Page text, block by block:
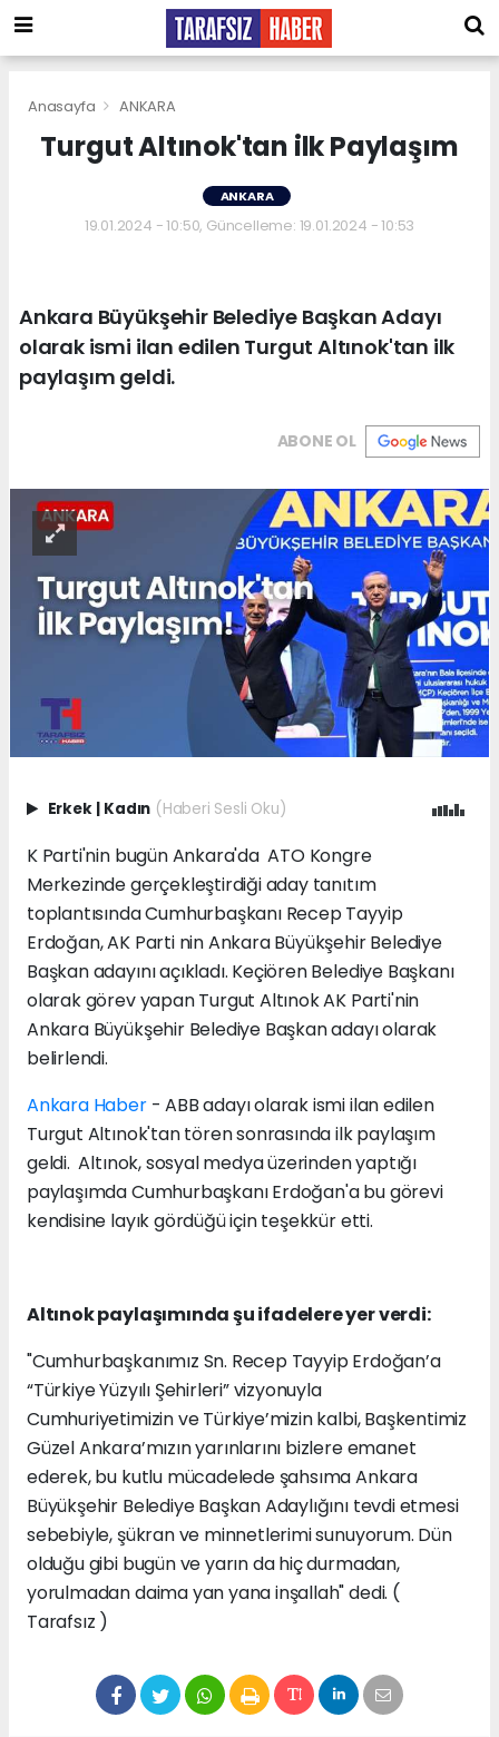
Anasayfa ANKARA
Turgut Altınok'tan ilk Paylaşım
ANKARA
19.01.2024 - 10:50, Güncelleme: 19.01.2024 - 10:53
Ankara Büyükşehir Belediye Başkan Adayı
olarak ismi ilan edilen Turgut Altınok'tan ilk
paylaşım geldi.
ABONE OL
Erkek Kadın (Haberi Sesli Oku)
K Parti'nin bugün Ankara'da ATO Kongre
Merkezinde gerçekleştirdiği aday tanıtım
toplantısında Cumhurbaşkanı Recep Tayyip
Erdoğan, AK Parti nin Ankara Büyükşehir Belediye
Başkan adayını açıkladı. Keçiören Belediye Başkanı
olarak görev yapan Turgut Altınok AK Parti'nin
Ankara Büyükşehir Belediye Başkan adayı olarak
belirlendi.
Ankara Haber - ABB adayı olarak ismi ilan edilen
Turgut Altınok'tan tören sonrasında ilk paylaşım
geldi. Altınok, sosyal medya üzerinden yaptığı
paylaşımda Cumhurbaşkanı Erdoğan'a bu görevi
kendisine layık gördüğü için teşekkür etti.
Altınok paylaşımında şu ifadelere yer verdi:
"Cumhurbaşkanımız Sn. Recep Tayyip Erdoğan’a
“Türkiye Yüzyılı Şehirleri” vizyonuyla
Cumhuriyetimizin ve Türkiye’mizin kalbi, Başkentimiz
Güzel Ankara’mızın yarınlarını bizlere emanet
ederek, bu kutlu mücadelede şahsıma Ankara
Büyükşehir Belediye Başkan Adaylığını tevdi etmesi
sebebiyle, şükran ve minnetlerimi sunuyorum. Dün
olduğu gibi bugün ve yarın da hiç durmadan,
yorulmadan daima yan yana inşallah" dedi. (
Tarafsız )